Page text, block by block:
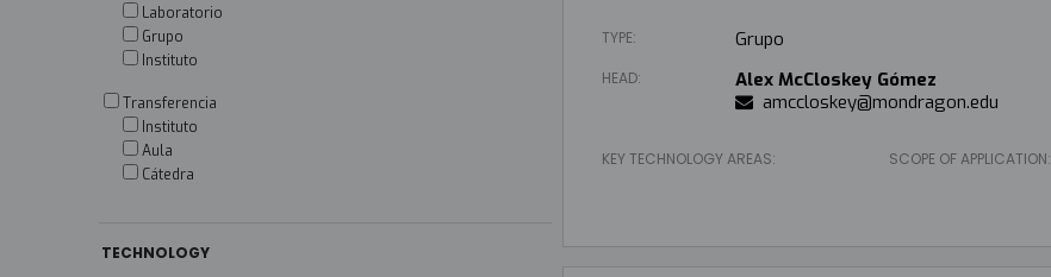
Laboratorio
Grupo
Instituto
Transferencia
Instituto
Aula
Cátedra
TECHNOLOGY
TYPE: Grupo
HEAD:
Alex McCloskey Gómez
amccloskey@mondragon.edu
KEY TECHNOLOGY AREAS: SCOPE OF APPLICATION: